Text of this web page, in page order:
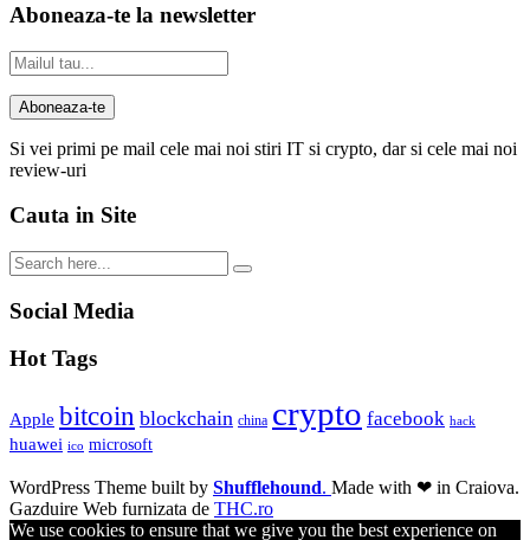
Aboneaza-te la newsletter
Si vei primi pe mail cele mai noi stiri IT si crypto, dar si cele mai noi
review-uri
Cauta in Site
Social Media
Hot Tags
Apple bitcoin blockchain china crypto facebook hack
huawei ico microsoft
WordPress Theme built by Shufflehound. Made with ❤ in Craiova.
Gazduire Web furnizata de THC.ro
We use cookies to ensure that we give you the best experience on